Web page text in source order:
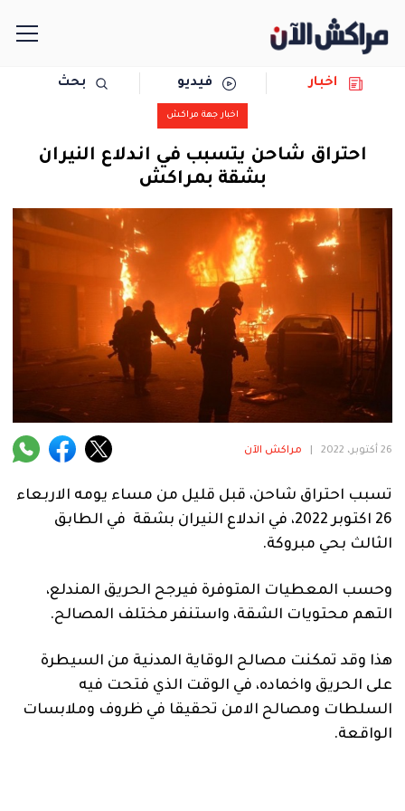
مجتمع
المرأة
فنية
منوعة
آراء
اخبار فيديو بحث
اخبار جهة مراكش
احتراق شاحن يتسبب في اندلاع النيران
بشقة بمراكش
26 أكتوبر، 2022 مراكش الآن
تسبب احتراق شاحن، قبل قليل من مساء يومه الاربعاء
26 اكتوبر 2022، في اندلاع النيران بشقة في الطابق
الثالث بحي مبروكة.
وحسب المعطيات المتوفرة فيرجح الحريق المندلع،
التهم محتويات الشقة، واستنفر مختلف المصالح.
هذا وقد تمكنت مصالح الوقاية المدنية من السيطرة
على الحريق واخماده، في الوقت الذي فتحت فيه
السلطات ومصالح الامن تحقيقا في ظروف وملابسات
الواقعة.